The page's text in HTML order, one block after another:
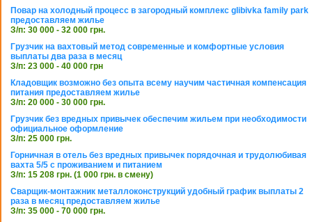
Повар на холодный процесс в загородный комплекс glibivka family park
предоставляем жилье
З/п: 30 000 - 32 000 грн.
Грузчик на вахтовый метод современные и комфортные условия
выплаты два раза в месяц
З/п: 23 000 - 40 000 грн
Кладовщик возможно без опыта всему научим частичная компенсация
питания предоставляем жилье
З/п: 20 000 - 30 000 грн.
Грузчик без вредных привычек обеспечим жильем при необходимости
официальное оформление
З/п: 25 000 грн.
Горничная в отель без вредных привычек порядочная и трудолюбивая
вахта 5/5 с проживанием и питанием
З/п: 15 208 грн. (1 000 грн. в смену)
Сварщик-монтажник металлоконструкций удобный график выплаты 2
раза в месяц предоставляем жилье
З/п: 35 000 - 70 000 грн.